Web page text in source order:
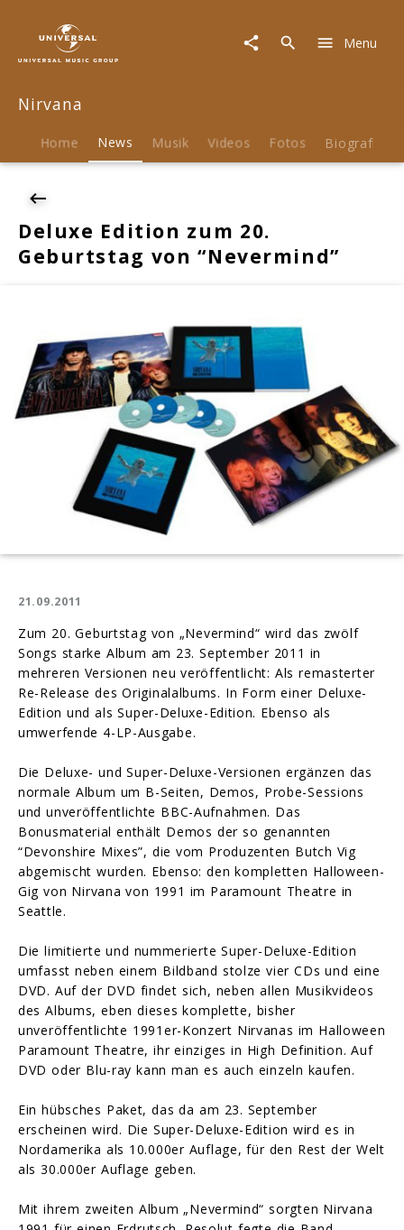
Edition
Geburtstag
"Nevermind"
Menu
Nirvana
Home News Musik Videos Fotos Biografie
Deluxe Edition zum 20.
Geburtstag von “Nevermind”
21.09.2011
Zum 20. Geburtstag von „Nevermind“ wird das zwölf
Songs starke Album am 23. September 2011 in
mehreren Versionen neu veröffentlicht: Als remasterter
Re-Release des Originalalbums. In Form einer Deluxe-
Edition und als Super-Deluxe-Edition. Ebenso als
umwerfende 4-LP-Ausgabe.
Die Deluxe- und Super-Deluxe-Versionen ergänzen das
normale Album um B-Seiten, Demos, Probe-Sessions
und unveröffentlichte BBC-Aufnahmen. Das
Bonusmaterial enthält Demos der so genannten
“Devonshire Mixes”, die vom Produzenten Butch Vig
abgemischt wurden. Ebenso: den kompletten Halloween-
Gig von Nirvana von 1991 im Paramount Theatre in
Seattle.
Die limitierte und nummerierte Super-Deluxe-Edition
umfasst neben einem Bildband stolze vier CDs und eine
DVD. Auf der DVD findet sich, neben allen Musikvideos
des Albums, eben dieses komplette, bisher
unveröffentlichte 1991er-Konzert Nirvanas im Halloween
Paramount Theatre, ihr einziges in High Definition. Auf
DVD oder Blu-ray kann man es auch einzeln kaufen.
Ein hübsches Paket, das da am 23. September
erscheinen wird. Die Super-Deluxe-Edition wird es in
Nordamerika als 10.000er Auflage, für den Rest der Welt
als 30.000er Auflage geben.
Mit ihrem zweiten Album „Nevermind“ sorgten Nirvana